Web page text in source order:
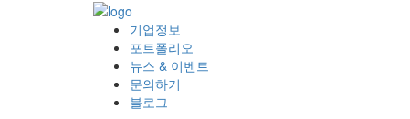
기업정보
포트폴리오
뉴스 & 이벤트
문의하기
블로그